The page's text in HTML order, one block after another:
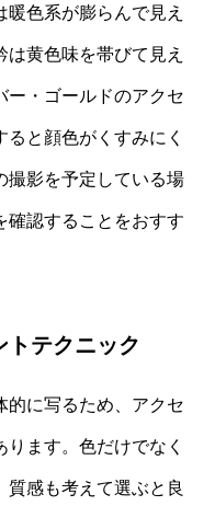
色系が膨らんで見え
黄色味を帯びて見え
ー・ゴールドのアクセ
と顔色がくすみにく
撮影を予定している場
確認することをおすす
トテクニック
的に写るため、アクセ
ます。色だけでなく
質感も考えて選ぶと良